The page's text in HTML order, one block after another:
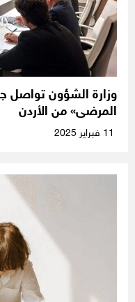
وزارة الشؤون تواصل
المرضى» من الأردن